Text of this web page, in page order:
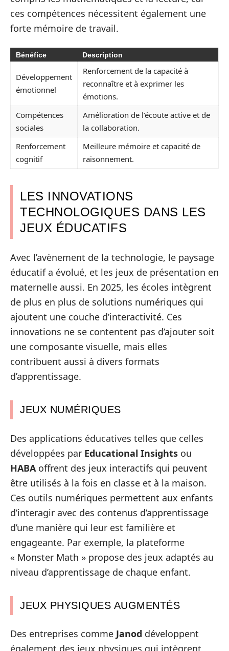
ces compétences nécessitent également une
forte mémoire de travail.
Bénéfice Description
Développement
émotionnel
Renforcement de la capacité à
reconnaître et à exprimer les
émotions.
Compétences
sociales
Amélioration de l’écoute active et de
la collaboration.
Renforcement
cognitif
Meilleure mémoire et capacité de
raisonnement.
LES INNOVATIONS
TECHNOLOGIQUES DANS LES
JEUX ÉDUCATIFS
Avec l’avènement de la technologie, le paysage
éducatif a évolué, et les jeux de présentation en
maternelle aussi. En 2025, les écoles intègrent
de plus en plus de solutions numériques qui
ajoutent une couche d’interactivité. Ces
innovations ne se contentent pas d’ajouter soit
une composante visuelle, mais elles
contribuent aussi à divers formats
d’apprentissage.
JEUX NUMÉRIQUES
Des applications éducatives telles que celles
développées par Educational Insights ou
HABAoffrent des jeux interactifs qui peuvent
être utilisés à la fois en classe et à la maison.
Ces outils numériques permettent aux enfants
d’interagir avec des contenus d’apprentissage
d’une manière qui leur est familière et
engageante. Par exemple, la plateforme
« Monster Math » propose des jeux adaptés au
niveau d’apprentissage de chaque enfant.
JEUX PHYSIQUES AUGMENTÉS
Des entreprises comme Janod développent